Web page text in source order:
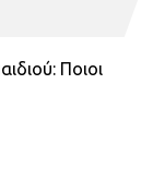
Ποιοι